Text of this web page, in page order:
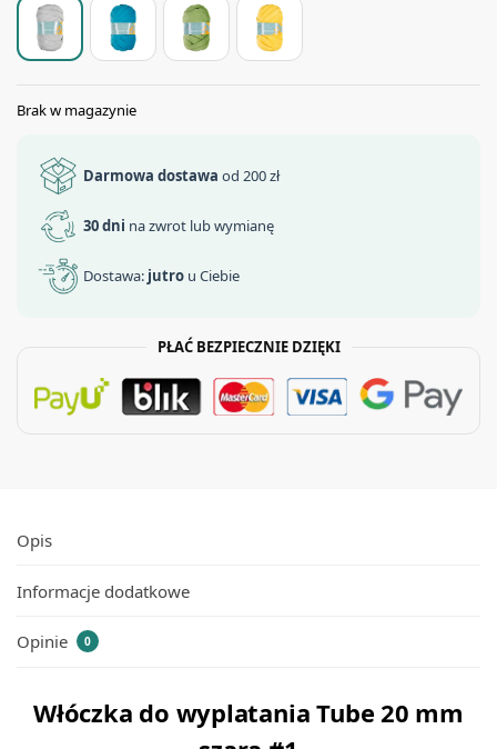
Brak w magazynie
Darmowa dostawa od 200 zł
30 dni na zwrot lub wymianę
Dostawa: jutro u Ciebie
PŁAĆ BEZPIECZNIE DZIĘKI
Opis
Informacje dodatkowe
Opinie 0
Włóczka do wyplatania Tube 20 mm